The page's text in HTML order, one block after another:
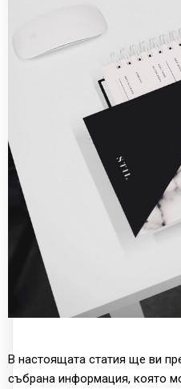
В настоящата статия ще ви
събрана информация, която